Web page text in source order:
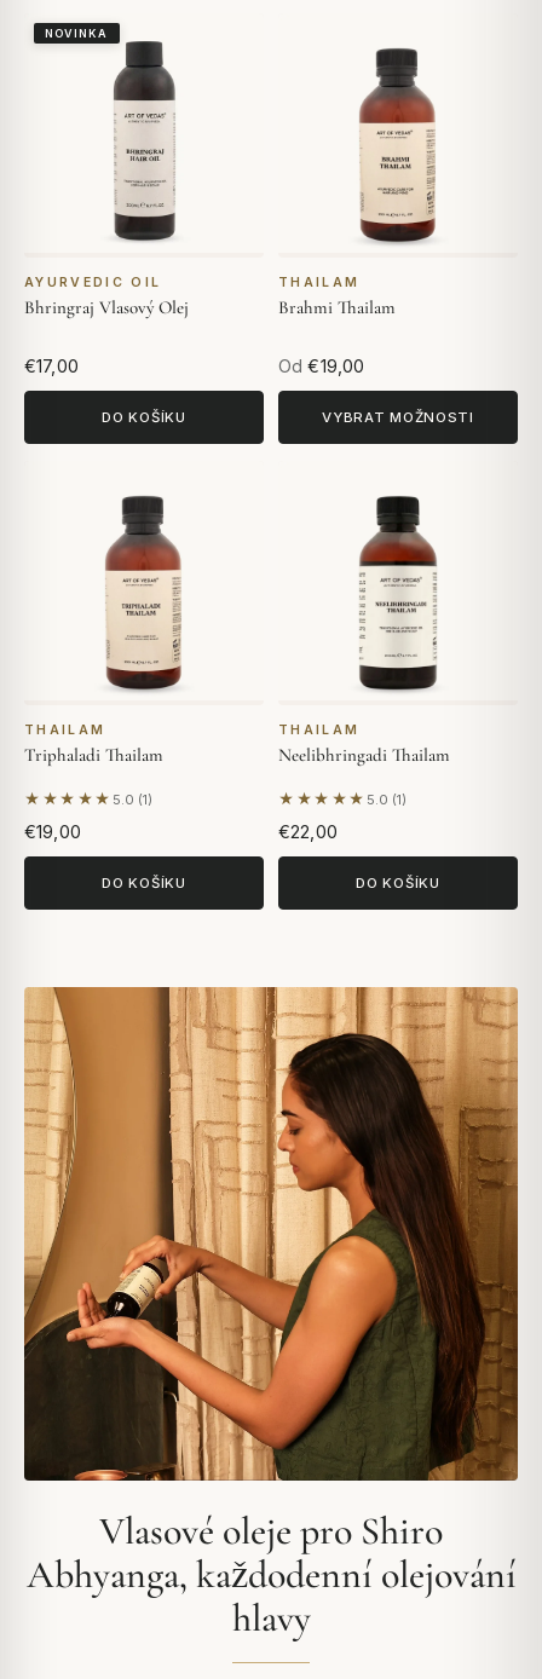
NOVINKA
AYURVEDIC OIL
Bhringraj Vlasový Olej
€17,00
DO KOŠÍKU
THAILAM
Brahmi Thailam
Od €19,00
VYBRAT MOŽNOSTI
THAILAM
Triphaladi Thailam
★★★★★ 5.0 (1)
Na základě 1 hodnocení
€19,00
DO KOŠÍKU
THAILAM
Neelibhringadi Thailam
★★★★★ 5.0 (1)
Na základě 1 hodnocení
€22,00
DO KOŠÍKU
Vlasové oleje pro Shiro
Abhyanga, každodenní olejování
hlavy